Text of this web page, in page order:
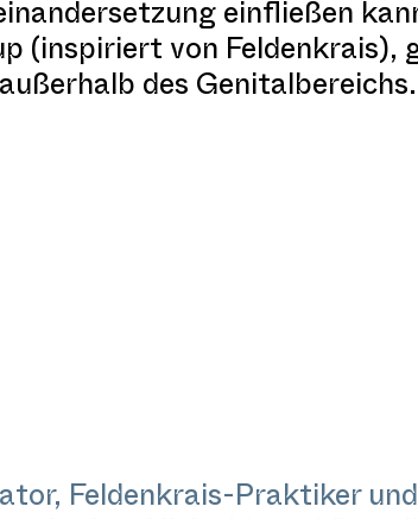
einfließen
(inspiriert von Feldenkrais),
des
Feldenkrais-Praktiker und